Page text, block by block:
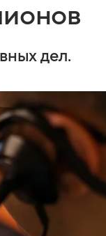
дел.